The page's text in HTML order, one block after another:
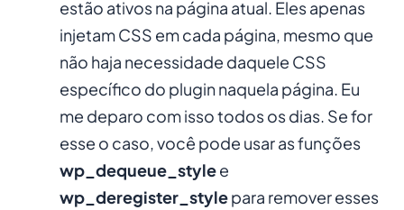
estão ativos na página atual. Eles apenas
injetam CSS em cada página, mesmo que
não haja necessidade daquele CSS
específico do plugin naquela página. Eu
me deparo com isso todos os dias. Se for
esse o caso, você pode usar as funções
wp_dequeue_stylee
wp_deregister_stylepara remover esses